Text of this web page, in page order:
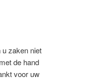
u zaken niet
de hand
voor uw